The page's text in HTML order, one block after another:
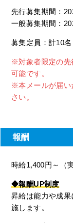
先行募集期間：
一般募集期間：
募集定員：計10名
※対象者限定の先
可能です。
※本メールが届い
さい。
報酬
時給1,400円～（
◆報酬UP制度
昇給は能力や成
施します。